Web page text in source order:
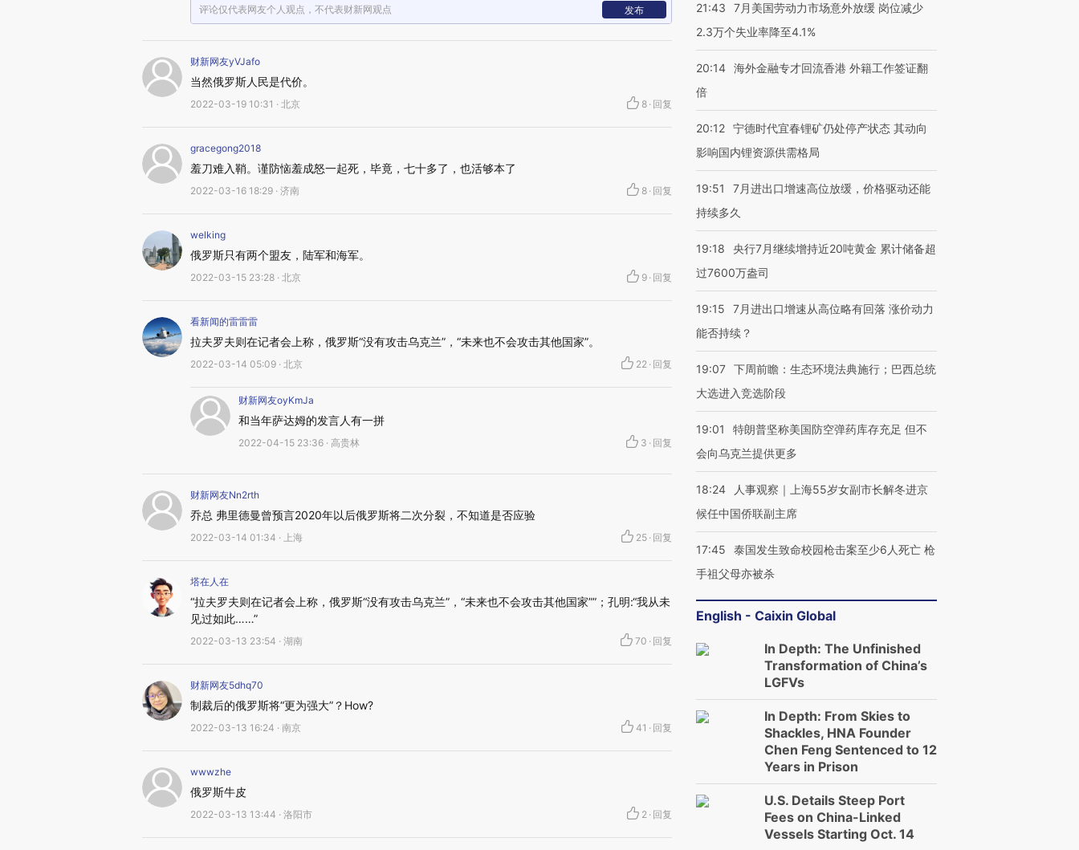
评论仅代表网友个人观点，不代表财新网观点 发布
财新网友yVJafo
当然俄罗斯人民是代价。
2022-03-19 10:31 · 北京 8 · 回复
gracegong2018
羞刀难入鞘。谨防恼羞成怒一起死，毕竟，七十多了，也活够本了
2022-03-16 18:29 · 济南 8 · 回复
welking
俄罗斯只有两个盟友，陆军和海军。
2022-03-15 23:28 · 北京 9 · 回复
看新闻的雷雷雷
拉夫罗夫则在记者会上称，俄罗斯“没有攻击乌克兰”，“未来也不会攻击其他国家”。
2022-03-14 05:09 · 北京 22 · 回复
财新网友oyKmJa
和当年萨达姆的发言人有一拼
2022-04-15 23:36 · 高贵林 3 · 回复
财新网友Nn2rth
乔总 弗里德曼曾预言2020年以后俄罗斯将二次分裂，不知道是否应验
2022-03-14 01:34 · 上海 25 · 回复
塔在人在
“拉夫罗夫则在记者会上称，俄罗斯“没有攻击乌克兰”，“未来也不会攻击其他国家””；孔明:“我从未
见过如此……”
2022-03-13 23:54 · 湖南 70 · 回复
财新网友5dhq70
制裁后的俄罗斯将“更为强大”？How?
2022-03-13 16:24 · 南京 41 · 回复
wwwzhe
俄罗斯牛皮
2022-03-13 13:44 · 洛阳市 2 · 回复
21:43
7月美国劳动力市场意外放缓 岗位减少
2.3万个失业率降至4.1%
20:14 海外金融专才回流香港 外籍工作签证翻
倍
20:12 宁德时代宜春锂矿仍处停产状态 其动向
影响国内锂资源供需格局
19:51
7月进出口增速高位放缓，价格驱动还能
持续多久
19:18
央行7月继续增持近20吨黄金 累计储备超
过7600万盎司
19:15
7月进出口增速从高位略有回落 涨价动力
能否持续？
19:07 下周前瞻：生态环境法典施行；巴西总统
大选进入竞选阶段
19:01
特朗普坚称美国防空弹药库存充足 但不
会向乌克兰提供更多
18:24
人事观察｜上海55岁女副市长解冬进京
候任中国侨联副主席
17:45
泰国发生致命校园枪击案至少6人死亡 枪
手祖父母亦被杀
English - Caixin Global
In Depth: The Unfinished
Transformation of China’s
LGFVs
In Depth: From Skies to
Shackles, HNA Founder
Chen Feng Sentenced to 12
Years in Prison
U.S. Details Steep Port
Fees on China-Linked
Vessels Starting Oct. 14